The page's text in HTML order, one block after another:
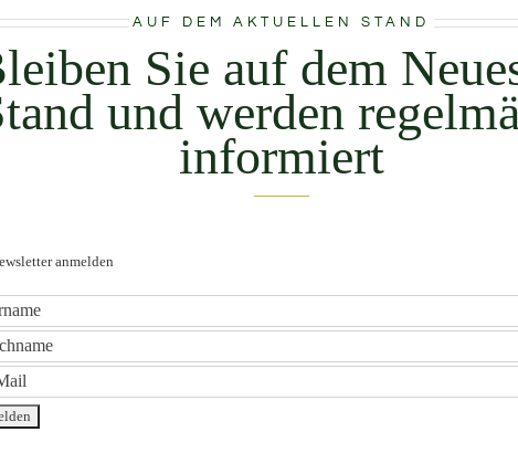
AUF DEM AKTUELLEN STAND
Sie auf dem
und werden
informiert
anmelden